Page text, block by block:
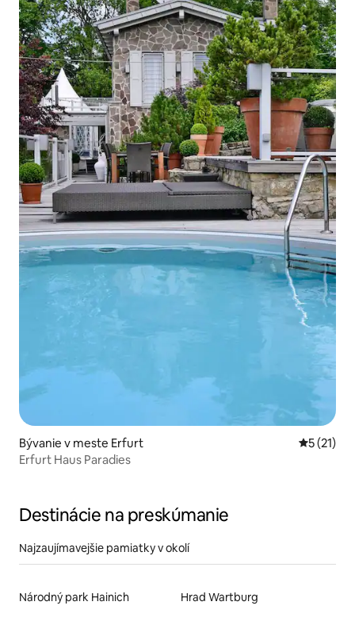
Bývanie v meste Erfurt
5 (21)
Erfurt Haus Paradies
Destinácie na preskúmanie
Najzaujímavejšie pamiatky v okolí
Národný park Hainich Hrad Wartburg